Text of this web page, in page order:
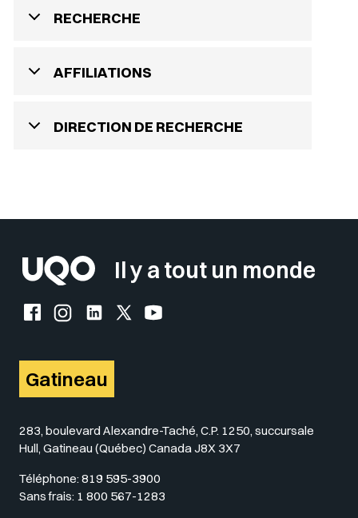
RECHERCHE
AFFILIATIONS
DIRECTION DE RECHERCHE
Il y a tout un monde
Facebook de l'UQO
Instagram de l'UQO
LinkedIn de l'UQO
X (Twitter) de l'UQO
YouTube de l'UQO
Gatineau
283, boulevard Alexandre-Taché, C.P. 1250, succursale
Hull, Gatineau (Québec) Canada J8X 3X7
Téléphone: 819 595-3900
Sans frais: 1 800 567-1283